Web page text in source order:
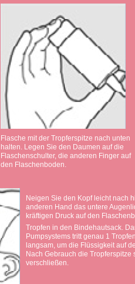
Flasche mit der Tropferspitze nach unten
halten. Legen Sie den Daumen auf die
Flaschenschulter, die anderen Finger auf
den Flaschenboden.
Neigen Sie den Kopf leicht nach
anderen Hand das untere
kräftigen Druck auf den
Tropfen in den Bindehautsack.
Pumpsystems tritt genau 1
langsam, um die Flüssigkeit auf
Nach Gebrauch die Tropferspitze
verschließen.